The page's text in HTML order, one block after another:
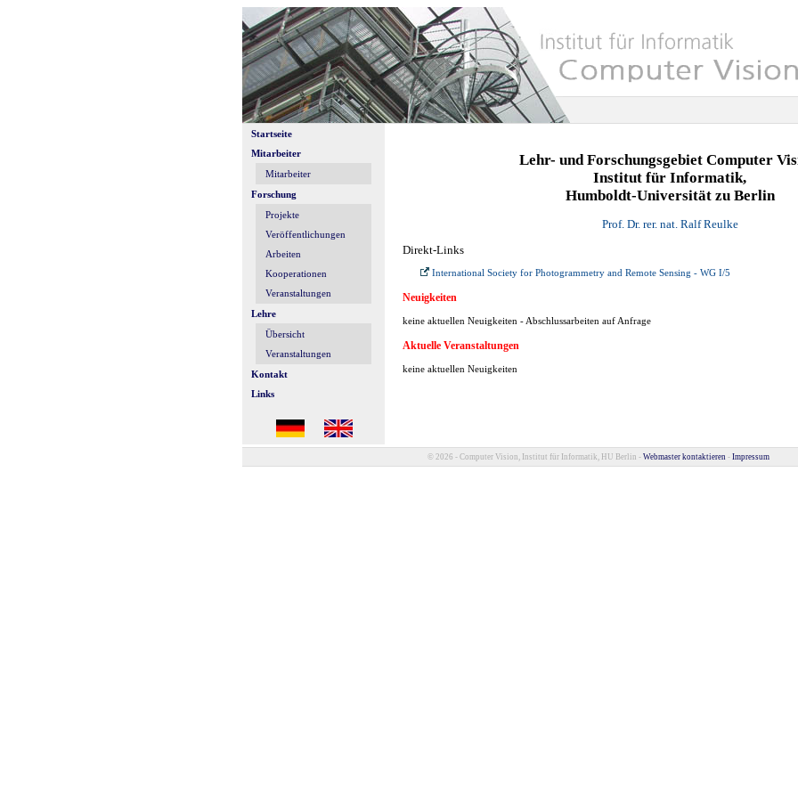
Lehr- und Forschungsgebiet Computer
Institut für Informatik,
Humboldt-Universität zu Berlin
Prof. Dr. rer. nat. Ralf Reulke
Direkt-Links
International Society for Photogrammetry and Remote Sensing - WG I/5
Neuigkeiten
keine aktuellen Neuigkeiten - Abschlussarbeiten auf Anfrage
Aktuelle Veranstaltungen
keine aktuellen Neuigkeiten
Startseite
Mitarbeiter
Mitarbeiter
Forschung
Projekte
Veröffentlichungen
Arbeiten
Kooperationen
Veranstaltungen
Lehre
Übersicht
Veranstaltungen
Kontakt
Links
© 2026 - Computer Vision, Institut für Informatik, HU Berlin - Webmaster kontaktieren - Impressum